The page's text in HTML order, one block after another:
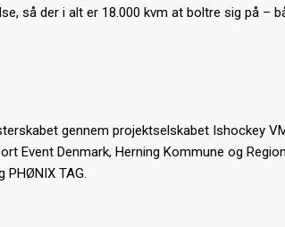
så der i alt er 18.000 kvm at boltre sig på –
gennem projektselskabet Ishockey
Event Denmark, Herning Kommune og
PHØNIX TAG.